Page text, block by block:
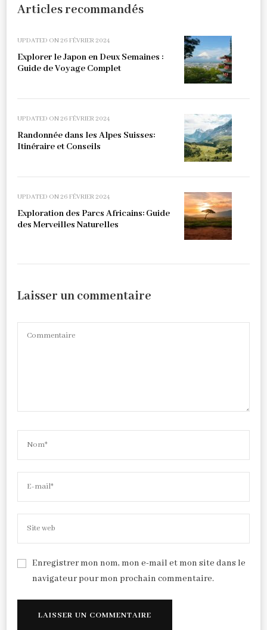
Articles recommandés
UPDATED ON26 FÉVRIER 2024
Explorer le Japon en Deux Semaines :
Guide de Voyage Complet
UPDATED ON26 FÉVRIER 2024
Randonnée dans les Alpes Suisses:
Itinéraire et Conseils
UPDATED ON26 FÉVRIER 2024
Exploration des Parcs Africains: Guide
des Merveilles Naturelles
Laisser un commentaire
Enregistrer mon nom, mon e-mail et mon site dans le
navigateur pour mon prochain commentaire.